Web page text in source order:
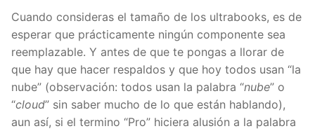
Cuando consideras el tamaño de los ultrabooks, es de
esperar que prácticamente ningún componente sea
reemplazable. Y antes de que te pongas a llorar de
que hay que hacer respaldos y que hoy todos usan “la
nube” (observación: todos usan la palabra “nube” o
“cloud” sin saber mucho de lo que están hablando),
aun así, si el termino “Pro” hiciera alusión a la palabra